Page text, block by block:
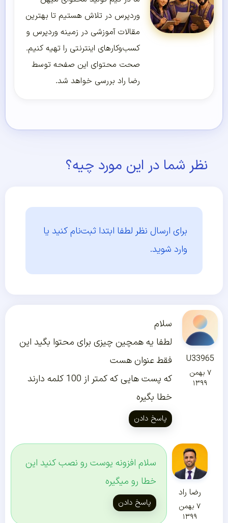
وردپرس در تلاش هستیم تا بهترین
مقالات آموزشی در زمینه وردپرس و
کسب‌و‌کارهای اینترنتی را تهیه کنیم.
صحت محتوای این صفحه توسط
رضا راد بررسی خواهد شد.
نظر شما در این مورد چیه؟
برای ارسال نظر لطفا ابتدا ثبت‌نام کنید یا
وارد شوید.
U33965
۷ بهمن
۱۳۹۹
سلام
لطفا یه همچین چیزی برای محتوا بگید این
فقط عنوان هست
که پست هایی که کمتر از 100 کلمه دارند
خطا بگیره
پاسخ دادن
رضا راد
۷ بهمن
۱۳۹۹
سلام افزونه یوست رو نصب کنید این
خطا رو میگیره
پاسخ دادن